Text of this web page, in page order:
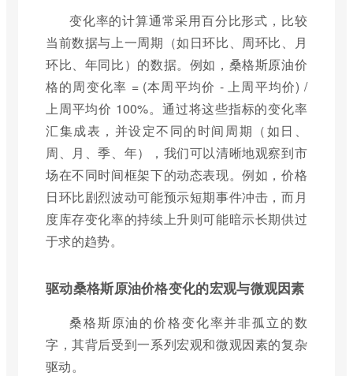
变化率的计算通常采用百分比形式，比较
当前数据与上一周期（如日环比、周环比、月
环比、年同比）的数据。例如，桑格斯原油价
格的周变化率 = (本周平均价 - 上周平均价) /
上周平均价 100%。通过将这些指标的变化率
汇集成表，并设定不同的时间周期（如日、
周、月、季、年），我们可以清晰地观察到市
场在不同时间框架下的动态表现。例如，价格
日环比剧烈波动可能预示短期事件冲击，而月
度库存变化率的持续上升则可能暗示长期供过
于求的趋势。
驱动桑格斯原油价格变化的宏观与微观因素
桑格斯原油的价格变化率并非孤立的数
字，其背后受到一系列宏观和微观因素的复杂
驱动。